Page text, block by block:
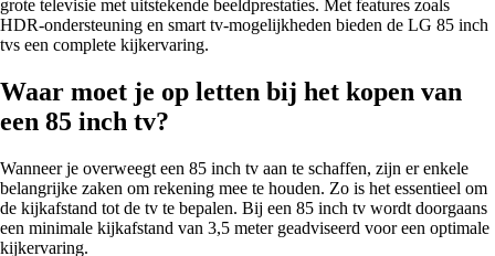
grote televisie met uitstekende beeldprestaties. Met features zoals
HDR-ondersteuning en smart tv-mogelijkheden bieden de LG 85 inch
tvs een complete kijkervaring.
Waar moet je op letten bij het kopen van
een 85 inch tv?
Wanneer je overweegt een 85 inch tv aan te schaffen, zijn er enkele
belangrijke zaken om rekening mee te houden. Zo is het essentieel om
de kijkafstand tot de tv te bepalen. Bij een 85 inch tv wordt doorgaans
een minimale kijkafstand van 3,5 meter geadviseerd voor een optimale
kijkervaring.